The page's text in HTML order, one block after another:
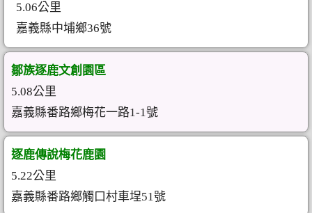
5.06公里
嘉義縣中埔鄉36號
鄒族逐鹿文創園區
5.08公里
嘉義縣番路鄉梅花一路1-1號
逐鹿傳說梅花鹿園
5.22公里
嘉義縣番路鄉觸口村車埕51號